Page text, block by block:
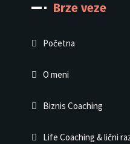
Brze veze
Početna
O meni
Biznis Coaching
Life Coaching & lični